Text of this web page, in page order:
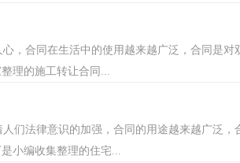
，合同在生活中的使用越来越广泛，合同是对
理的施工转让合同...
们法律意识的加强，合同的用途越来越广泛，
小编收集整理的住宅...